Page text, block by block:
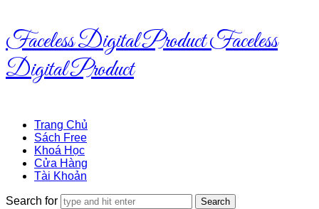
Faceless Digital ProductFaceless
Digital Product
Trang Chủ
Sách Free
Khoá Học
Cửa Hàng
Tài Khoản
Search for